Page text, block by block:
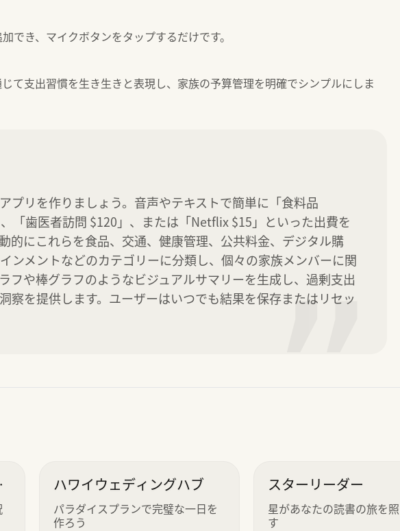
でき、マイクボタンをタップするだけです。
て支出習慣を生き生きと表現し、家族の予算管理を明確でシンプルにしま
プリを作りましょう。音声やテキストで簡単に「食料品
「歯医者訪問 $120」、または「Netflix $15」といった出費を
的にこれらを食品、交通、健康管理、公共料金、デジタル購
ンメントなどのカテゴリーに分類し、個々の家族メンバーに関
フや棒グラフのようなビジュアルサマリーを生成し、過剰支出
察を提供します。ユーザーはいつでも結果を保存またはリセッ
”
ハワイウェディングハブ
パラダイスプランで完璧な一日を
作ろう
スターリーダー
星があなたの読書の旅を
す